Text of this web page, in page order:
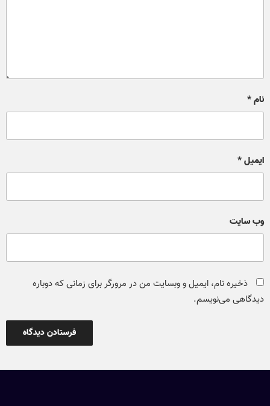
نام*
ایمیل*
وب‌ سایت
ذخیره نام، ایمیل و وبسایت من در مرورگر برای زمانی که دوباره
دیدگاهی می‌نویسم.